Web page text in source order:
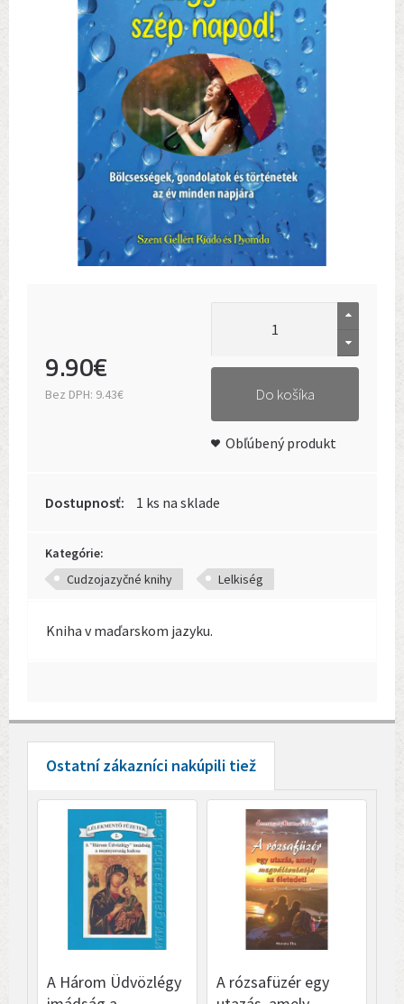
9.90€
Bez DPH: 9.43€ Do košíka
Obľúbený produkt
Dostupnosť: 1 ks na sklade
Kategórie:
Cudzojazyčné knihy
Lelkiség
Kniha v maďarskom jazyku.
Ostatní zákazníci nakúpili tiež
A Három Üdvözlégy
A rózsafüzér egy